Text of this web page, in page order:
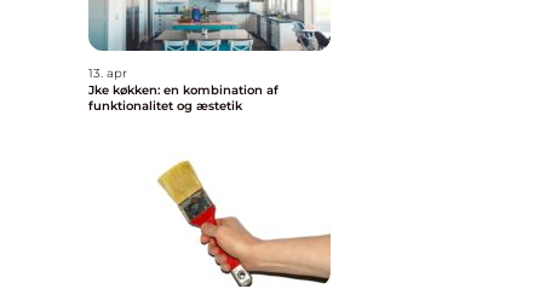
13. apr
Jke køkken: en kombination af
funktionalitet og æstetik